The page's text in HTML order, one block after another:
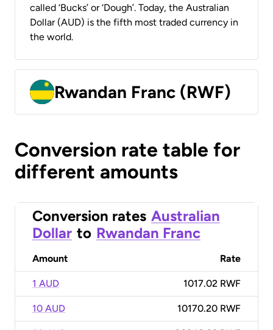
called ‘Bucks’ or ‘Dough’. Today, the Australian
Dollar (AUD) is the fifth most traded currency in
the world.
Rwandan Franc (RWF)
Conversion rate table for
different amounts
Conversion rates Australian
Dollar to Rwandan Franc
Amount Rate
1 AUD 1017.02 RWF
10 AUD 10170.20 RWF